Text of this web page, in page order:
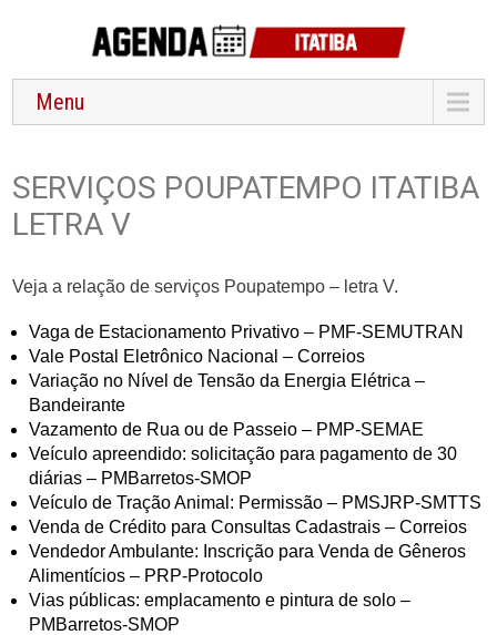
Menu
SERVIÇOS POUPATEMPO ITATIBA
LETRA V
Veja a relação de serviços Poupatempo – letra V.
Vaga de Estacionamento Privativo – PMF-SEMUTRAN
Vale Postal Eletrônico Nacional – Correios
Variação no Nível de Tensão da Energia Elétrica –
Bandeirante
Vazamento de Rua ou de Passeio – PMP-SEMAE
Veículo apreendido: solicitação para pagamento de 30
diárias – PMBarretos-SMOP
Veículo de Tração Animal: Permissão – PMSJRP-SMTTS
Venda de Crédito para Consultas Cadastrais – Correios
Vendedor Ambulante: Inscrição para Venda de Gêneros
Alimentícios – PRP-Protocolo
Vias públicas: emplacamento e pintura de solo –
PMBarretos-SMOP